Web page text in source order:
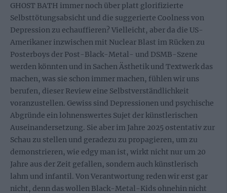
GHOST BATH immer noch über platt glorifizierte
Selbsttötungsabsicht und die suggerierte Coolness von
Depression zu echauffieren? Vielleicht, aber da die US-
Amerikaner inzwischen mit Nuclear Blast im Rücken zu
Posterboys der Post-Black-Metal- und DSMB-Szene
werden könnten und in Sachen Ästhetik und Textwerk das
machen, was sie schon immer machen, fühlen wir uns
berufen, dieser Review eine Selbstverständlichkeit
voranzustellen. Gewiss sind Depressionen und psychische
Abgründe ein lohnenswertes Sujet der künstlerischen
Auseinandersetzung. Sie aber im Jahre 2025 ostentativ zur
Schau zu stellen und geradezu zu propagieren, um zu
demonstrieren, wie edgy man ist, wirkt nicht nur um 20
Jahre aus der Zeit gefallen, sondern auch künstlerisch
lahm und infantil. Von Verantwortung reden wir erst gar
nicht, denn das wollen Black-Metal-Kids ohnehin nicht